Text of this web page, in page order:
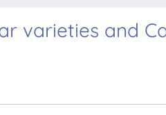
varieties and